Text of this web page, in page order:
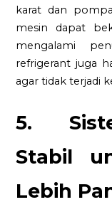
karat dan
mesin dapat
mengalami
refrigerant juga
agar tidak terjadi
5.
Stabil
Lebih